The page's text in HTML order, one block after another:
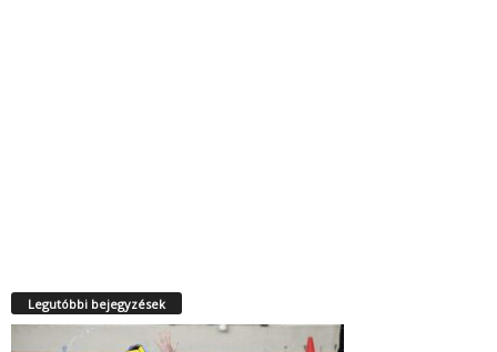
Legutóbbi bejegyzések